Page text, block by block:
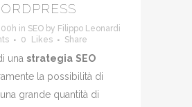
in SEO by Filippo Leonardi
0 Likes Share
una strategia SEO
la possibilità di
grande quantità di